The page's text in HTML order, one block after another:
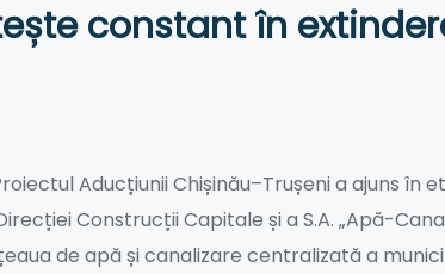
constant în
Aducțiunii Chișinău–Trușeni a ajuns în
Construcții Capitale și a S.A. „Apă-
de apă și canalizare centralizată a